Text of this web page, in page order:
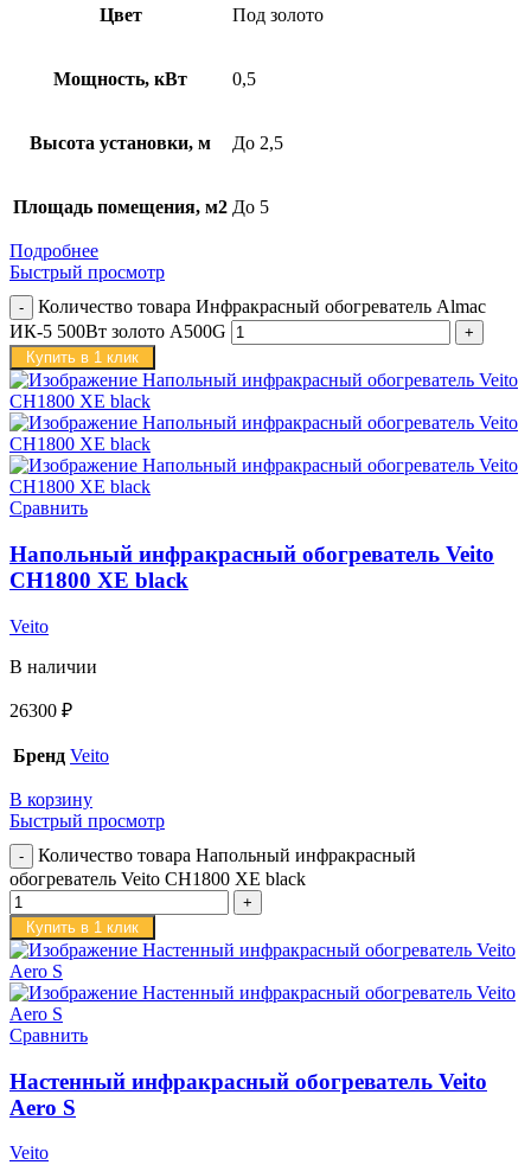
Цвет Под золото
Мощность, кВт 0,5
Высота установки, м До 2,5
Площадь помещения, м2 До 5
Подробнее
Быстрый просмотр
Количество товара Инфракрасный обогреватель Almac
ИК-5 500Вт золото A500G
Купить в 1 клик
Сравнить
Напольный инфракрасный обогреватель Veito
CH1800 XE black
Veito
В наличии
26300 ₽
Бренд Veito
В корзину
Быстрый просмотр
Количество товара Напольный инфракрасный
обогреватель Veito CH1800 XE black
Купить в 1 клик
Сравнить
Настенный инфракрасный обогреватель Veito
Aero S
Veito